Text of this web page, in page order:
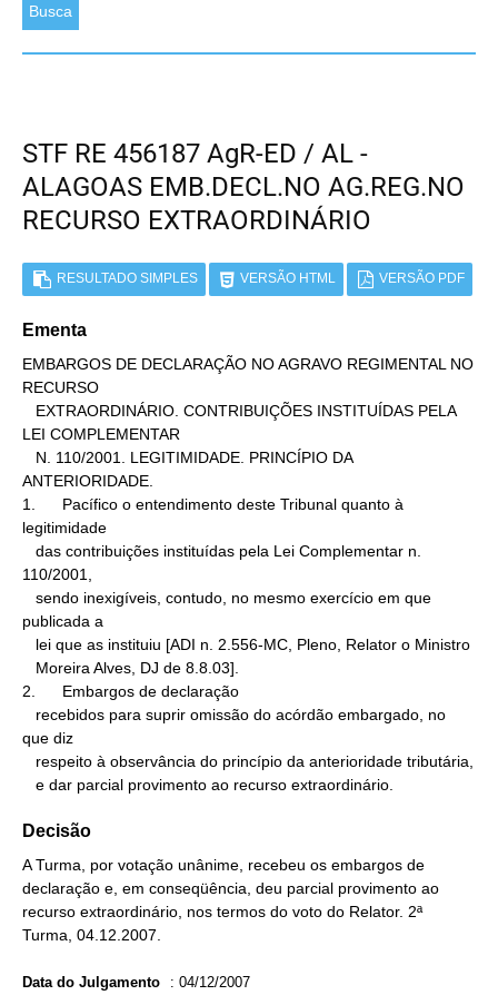
Busca
STF RE 456187 AgR-ED / AL -
ALAGOAS EMB.DECL.NO AG.REG.NO
RECURSO EXTRAORDINÁRIO
RESULTADO SIMPLES VERSÃO HTML VERSÃO PDF
Ementa
EMBARGOS DE DECLARAÇÃO NO AGRAVO REGIMENTAL NO
RECURSO
LEI COMPLEMENTAR
ANTERIORIDADE.
1.      Pacífico o entendimento deste Tribunal quanto à
legitimidade
110/2001,
publicada a
2.      Embargos de declaração
que diz
   e dar parcial provimento ao recurso extraordinário.
Decisão
A Turma, por votação unânime, recebeu os embargos de
declaração e, em conseqüência, deu parcial provimento ao
recurso extraordinário, nos termos do voto do Relator. 2ª
Turma, 04.12.2007.
Data do Julgamento : 04/12/2007